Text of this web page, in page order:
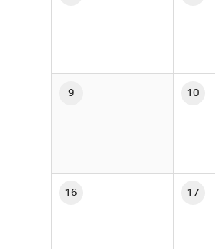
9 10
16 17